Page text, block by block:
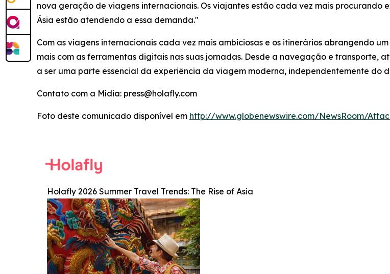
nova geração de viagens internacionais. Os viajantes estão cada vez mais procurando
Ásia estão atendendo a essa demanda."
Com as viagens internacionais cada vez mais ambiciosas e os itinerários abrangendo
mais com as ferramentas digitais nas suas jornadas. Desde a navegação e transporte,
a ser uma parte essencial da experiência da viagem moderna, independentemente do
Contato com a Mídia: press@holafly.com
Foto deste comunicado disponível em http://www.globenewswire.com/NewsRoom/
Holafly 2026 Summer Travel Trends: The Rise of Asia